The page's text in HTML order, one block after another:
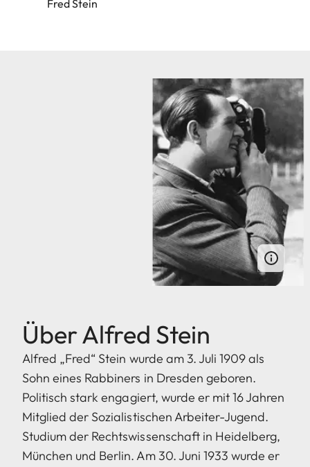
Fred Stein
Über Alfred Stein
Alfred „Fred“ Stein wurde am 3. Juli 1909 als
Sohn eines Rabbiners in Dresden geboren.
Politisch stark engagiert, wurde er mit 16 Jahren
Mitglied der Sozialistischen Arbeiter-Jugend.
Studium der Rechtswissenschaft in Heidelberg,
München und Berlin. Am 30. Juni 1933 wurde er